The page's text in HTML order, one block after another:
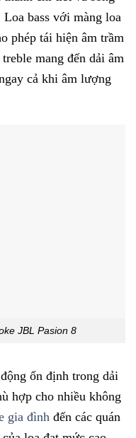
bass với màng loa
phép tái hiện âm trầm
mang đến dải âm
cả khi âm lượng
JBL Pasion 8
ổn định trong dải
hợp cho nhiều không
gia đình đến các quán